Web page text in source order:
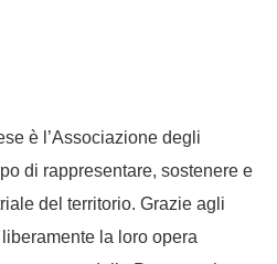
è l’Associazione degli
di rappresentare, sostenere e
del territorio. Grazie agli
la loro opera